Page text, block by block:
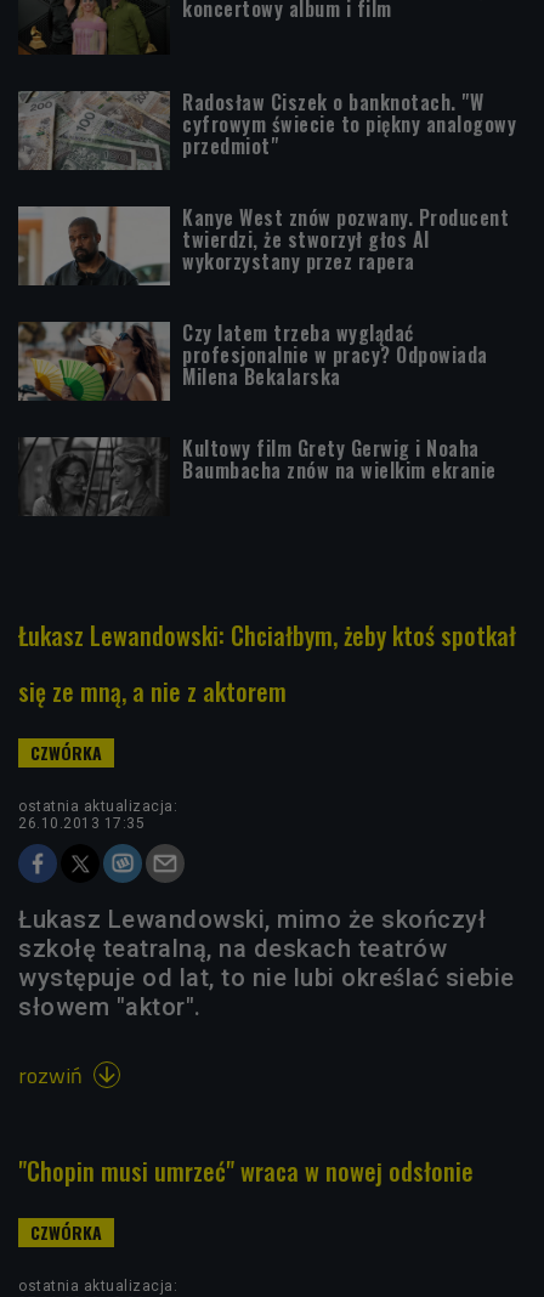
koncertowy album i film
Radosław Ciszek o banknotach. "W
cyfrowym świecie to piękny analogowy
przedmiot"
Kanye West znów pozwany. Producent
twierdzi, że stworzył głos AI
wykorzystany przez rapera
Czy latem trzeba wyglądać
profesjonalnie w pracy? Odpowiada
Milena Bekalarska
Kultowy film Grety Gerwig i Noaha
Baumbacha znów na wielkim ekranie
Łukasz Lewandowski: Chciałbym, żeby ktoś spotkał
się ze mną, a nie z aktorem
ostatnia aktualizacja:
26.10.2013 17:35
Łukasz Lewandowski, mimo że skończył
szkołę teatralną, na deskach teatrów
występuje od lat, to nie lubi określać siebie
słowem "aktor".
rozwiń 
"Chopin musi umrzeć" wraca w nowej odsłonie
ostatnia aktualizacja: